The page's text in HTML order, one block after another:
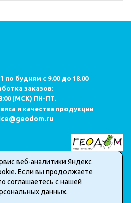
по будням с 9.00 до 18.00
заказов:
(МСК) ПН-ПТ.
и качества продукции
товаров в интернет-магазине
данных
Информация сайта защищена
веб-аналитики Яндекс
Если вы продолжаете
соглашаетесь с нашей
данных.